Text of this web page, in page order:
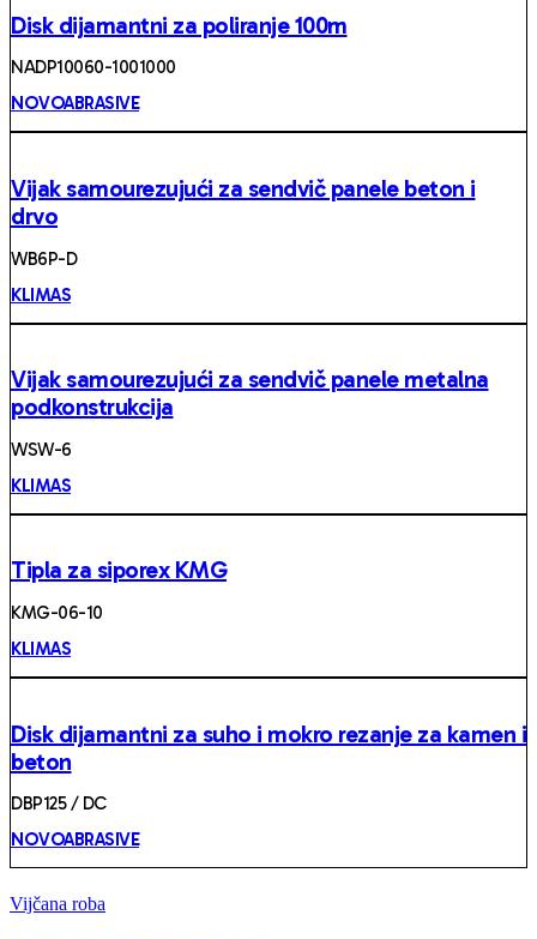
Disk dijamantni za poliranje 100m
NADP10060-1001000
NOVOABRASIVE
Vijak samourezujući za sendvič panele beton i
drvo
WB6P-D
KLIMAS
Vijak samourezujući za sendvič panele metalna
podkonstrukcija
WSW-6
KLIMAS
Tipla za siporex KMG
KMG-06-10
KLIMAS
Disk dijamantni za suho i mokro rezanje za kamen i
beton
DBP125 / DC
NOVOABRASIVE
Vijčana roba